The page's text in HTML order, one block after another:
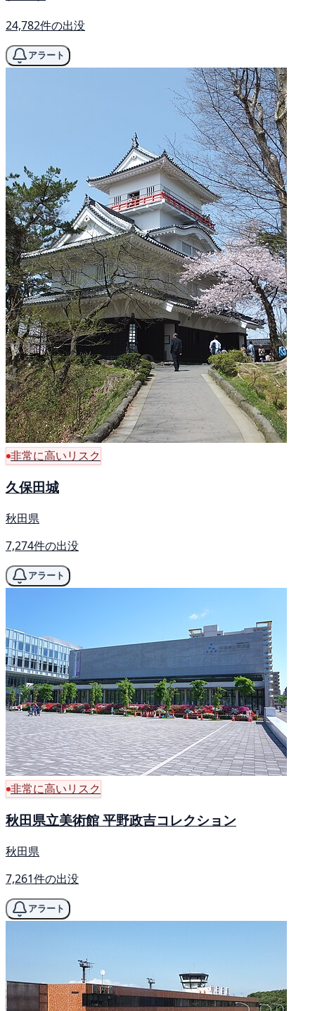
24,782件の出没
アラート
非常に高いリスク
久保田城
秋田県
7,274件の出没
アラート
非常に高いリスク
秋田県立美術館 平野政吉コレクション
秋田県
7,261件の出没
アラート